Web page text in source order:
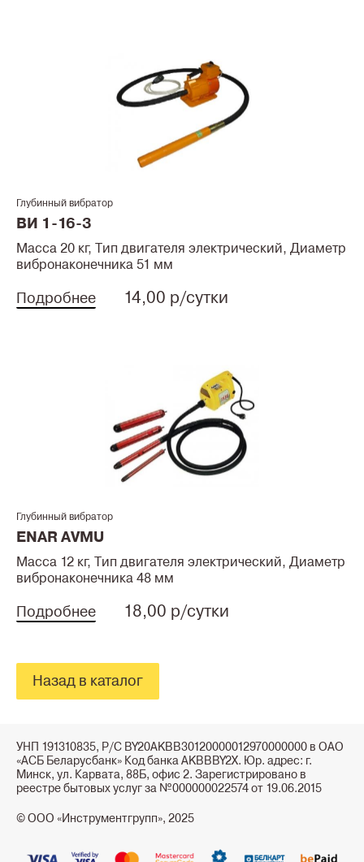
Глубинный вибратор
ВИ 1-16-3
Масса 20 кг, Тип двигателя электрический, Диаметр
вибронаконечника 51 мм
Подробнее 14,00 р/сутки
Глубинный вибратор
ENAR AVMU
Масса 12 кг, Тип двигателя электрический, Диаметр
вибронаконечника 48 мм
Подробнее 18,00 р/сутки
Назад в каталог
УНП 191310835, Р/С BY20AKBB30120000012970000000 в ОАО
«АСБ Беларусбанк» Код банка AKBBBY2X. Юр. адрес: г.
Минск, ул. Карвата, 88Б, офис 2. Зарегистрировано в
реестре бытовых услуг за №000000022574 от 19.06.2015
© ООО «Инструментгрупп», 2025